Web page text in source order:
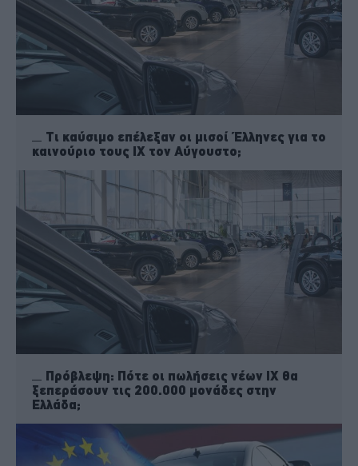
Τι καύσιμο επέλεξαν οι μισοί Έλληνες για το
καινούριο τους ΙΧ τον Αύγουστο;
Πρόβλεψη: Πότε οι πωλήσεις νέων ΙΧ θα
ξεπεράσουν τις 200.000 μονάδες στην
Ελλάδα;